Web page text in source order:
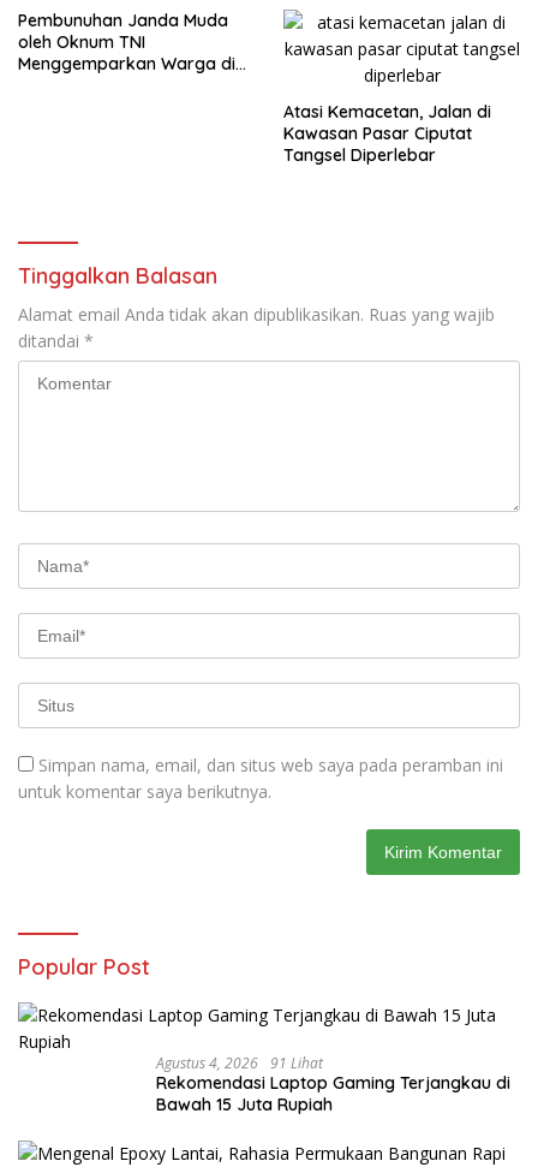
Pembunuhan Janda Muda
oleh Oknum TNI
Menggemparkan Warga di
Atasi Kemacetan, Jalan di
Kawasan Pasar Ciputat
Tangsel Diperlebar
Tinggalkan Balasan
Alamat email Anda tidak akan dipublikasikan. Ruas yang wajib
ditandai *
Simpan nama, email, dan situs web saya pada peramban ini
untuk komentar saya berikutnya.
Popular Post
Agustus 4, 2026 91 Lihat
Rekomendasi Laptop Gaming Terjangkau di
Bawah 15 Juta Rupiah